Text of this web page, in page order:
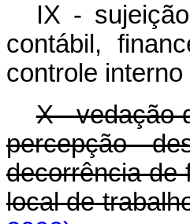
IX -
contábil,
controle
X - vedação
percepção
decorrência de
local de